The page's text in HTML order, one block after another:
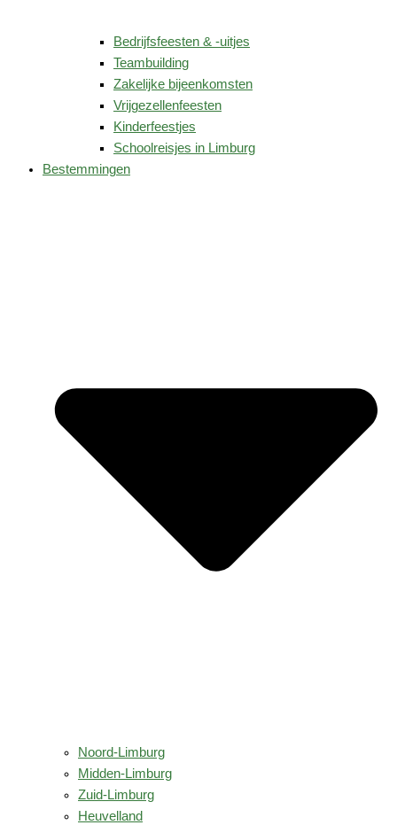
Bedrijfsfeesten & -uitjes
Teambuilding
Zakelijke bijeenkomsten
Vrijgezellenfeesten
Kinderfeestjes
Schoolreisjes in Limburg
Bestemmingen
Noord-Limburg
Midden-Limburg
Zuid-Limburg
Heuvelland